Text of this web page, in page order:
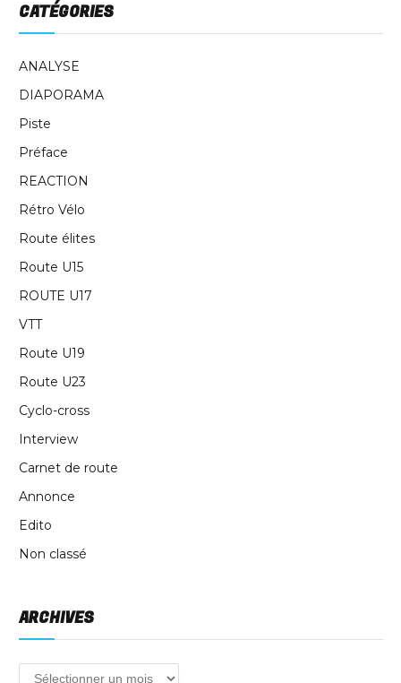
CATÉGORIES
ANALYSE
DIAPORAMA
Piste
Préface
REACTION
Rétro Vélo
Route élites
Route U15
ROUTE U17
VTT
Route U19
Route U23
Cyclo-cross
Interview
Carnet de route
Annonce
Edito
Non classé
ARCHIVES